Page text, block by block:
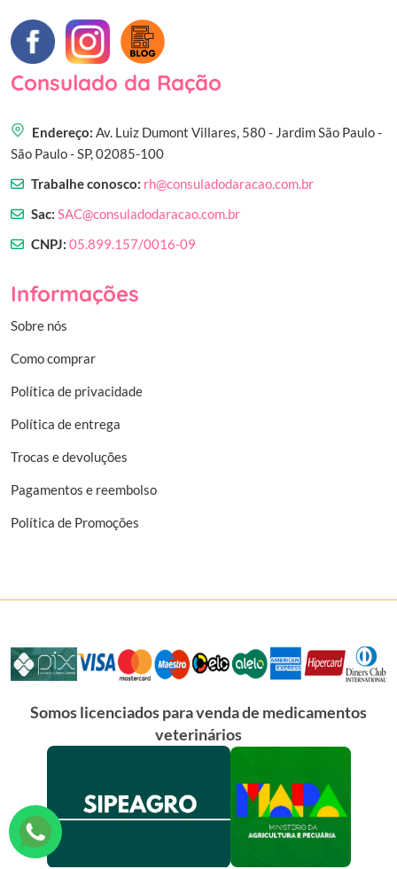
Consulado da Ração
Endereço: Av. Luiz Dumont Villares, 580 - Jardim São Paulo -
São Paulo - SP, 02085-100
Trabalhe conosco: rh@consuladodaracao.com.br
Sac: SAC@consuladodaracao.com.br
CNPJ: 05.899.157/0016-09
Informações
Sobre nós
Como comprar
Política de privacidade
Política de entrega
Trocas e devoluções
Pagamentos e reembolso
Política de Promoções
Somos licenciados para venda de medicamentos
veterinários